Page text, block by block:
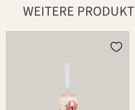
WEITERE